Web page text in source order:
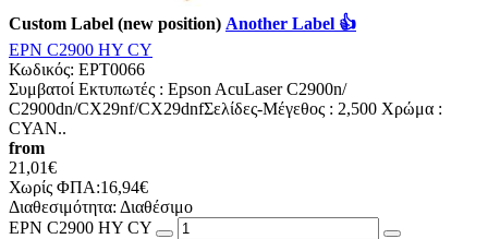
Custom Label (new position) Another Label 👍
EPN C2900 HY CY
Κωδικός: EPT0066
Συμβατοί Εκτυπωτές : Epson AcuLaser C2900n/
C2900dn/CX29nf/CX29dnfΣελίδες-Mέγεθος : 2,500 Χρώμα :
CYAN..
from
21,01€
Χωρίς ΦΠΑ:16,94€
Διαθεσιμότητα: Διαθέσιμο
EPN C2900 HY CY